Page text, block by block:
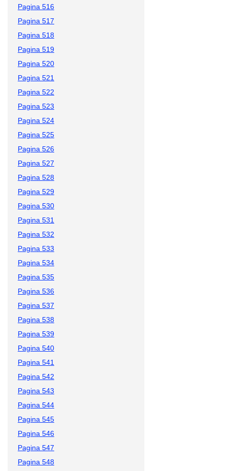
Pagina 516
Pagina 517
Pagina 518
Pagina 519
Pagina 520
Pagina 521
Pagina 522
Pagina 523
Pagina 524
Pagina 525
Pagina 526
Pagina 527
Pagina 528
Pagina 529
Pagina 530
Pagina 531
Pagina 532
Pagina 533
Pagina 534
Pagina 535
Pagina 536
Pagina 537
Pagina 538
Pagina 539
Pagina 540
Pagina 541
Pagina 542
Pagina 543
Pagina 544
Pagina 545
Pagina 546
Pagina 547
Pagina 548